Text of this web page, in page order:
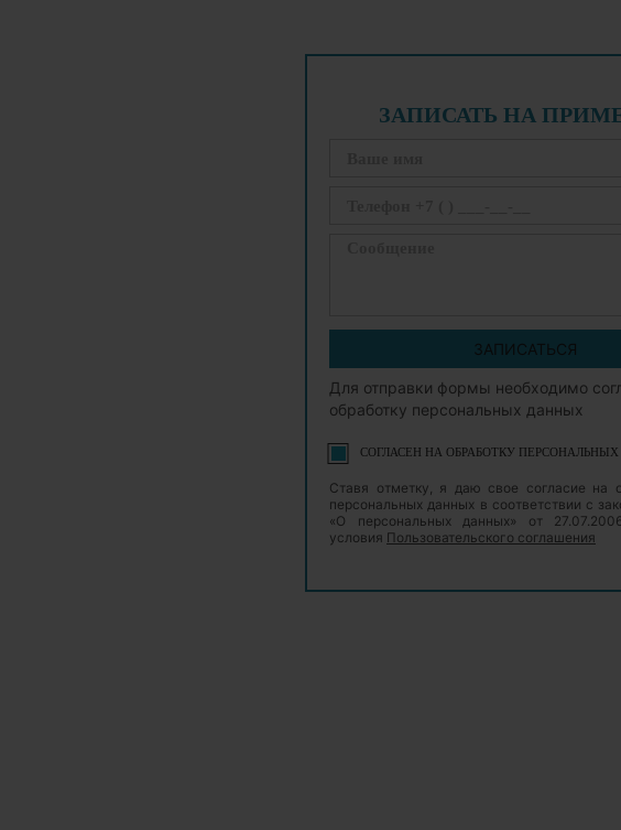
ЗАПИСАТЬ НА
ЗАПИСАТЬСЯ
Для отправки формы необходимо
обработку персональных данных
СОГЛАСЕН НА ОБРАБОТКУ
Ставя отметку, я даю свое согласие на
персональных данных в соответствии с
«О персональных данных» от
условия Пользовательского соглашения